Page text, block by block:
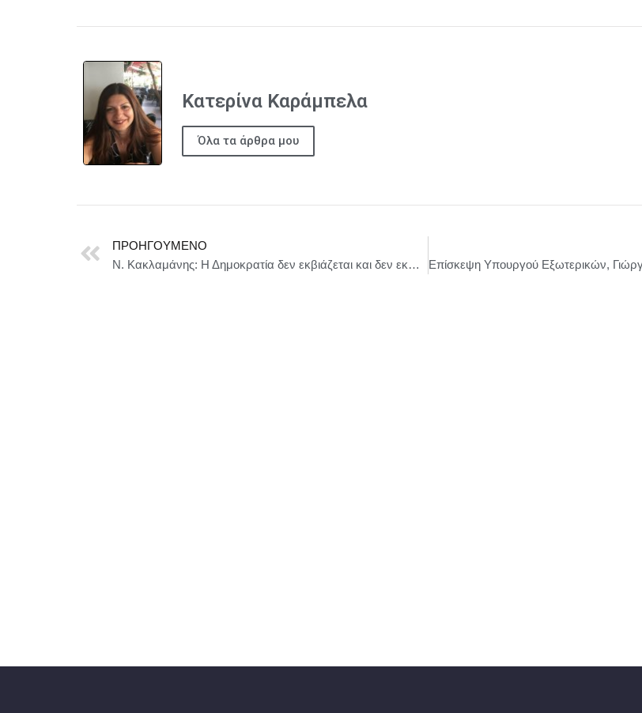
Κατερίνα Καράμπελα
Όλα τα άρθρα μου
ΠΡΟΗΓΟΎΜΕΝΟ
Ν. Κακλαμάνης: Η Δημοκρατία δεν εκβιάζεται και δεν εκφοβίζεται από κανέναν!